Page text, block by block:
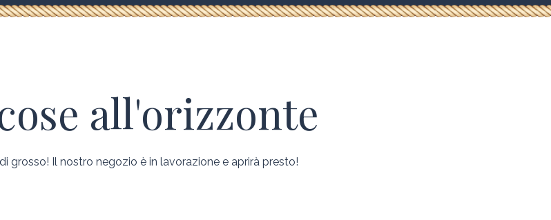
all'orizzonte
grosso! Il nostro negozio è in lavorazione e aprirà presto!